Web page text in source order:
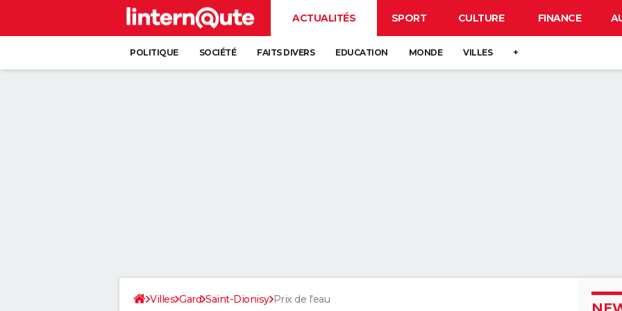
ACTUALITÉS SPORT CULTURE FINANCE
POLITIQUE SOCIÉTÉ FAITS DIVERS EDUCATION MONDE VILLES +
Villes Gard Saint-Dionisy Prix de l'eau